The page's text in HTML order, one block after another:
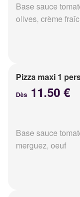
Base sauce
olives, crème
Pizza maxi 1
Dès 11.50 €
Base sauce
merguez, oeuf